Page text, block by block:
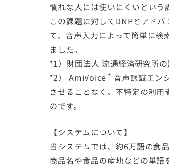
慣れな人には使いにくいという
この課題に対してDNPとアド
て、音声入力によって簡単に
ました。
*1）財団法人 流通経済研究所
*2） AmiVoice® 音声認識エン
させることなく、不特定の利
のです。
【システムについて】
当システムでは、約6万語の食
商品名や食品の産地などの単